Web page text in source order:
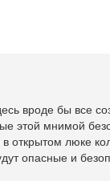
вроде бы все
этой мнимой
открытом люке
опасные и